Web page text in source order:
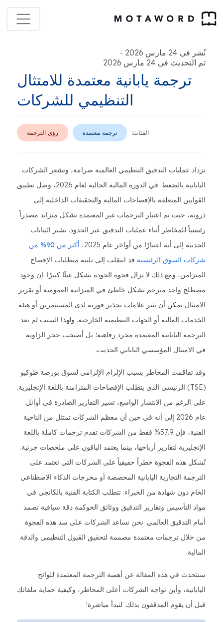
نُشر في 24 مارس 2026 -
تم التحديث في 24 مارس 2026
ترجمة يابانية معتمدة للامتثال
التنظيمي للشركات
الفئات: ترجمة معتمدة رؤى الترجمة
تزداد عمليات التدقيق التنظيمي العالمية صرامة، وتشعر الشركات
اليابانية بالضغط. في الدورة المالية الحالية لعام 2026، وصل تطبيق
القوانين المتعلقة بالإفصاحات المالية والتحقيقات الداخلية إلى
ذروته، حيث تم اعتبار الترجمات غير المعتمدة بشكل متزايد مصدراً
رئيسياً للمخاطر أثناء عمليات التدقيق عبر الحدود. تشير البيانات
الحديثة إلى أنه اعتبارًا من أواخر عام 2025،
أكثر من 90% من
شركات السوق الرئيسية قد انتقلت إلى تلبية متطلبات الإفصاح
المتزامن، ومع ذلك لا تزال فجوة الجودة تشكل عبئًا كبيرًا. إن وجود
مصطلح واحد مترجم بشكل خاطئ في الميزانية العمومية أو تقرير
الامتثال يمكن أن يثير علامات تحذير فورية لدى المستثمرين أو هيئة
الخدمات المالية أو الجهات التنظيمية الخارجية. ولهذا السبب لم تعد
الترجمة اليابانية المعتمدة مجرد رفاهية؛ بل أصبحت حجر الزاوية
في الامتثال المؤسسي الياباني الحديث.
وقد تفاقمت المخاطر بسبب الإلزام الإلزامي لسوق بورصة طوكيو
(TSE) الرئيسي الذي يتطلب الإفصاحات المتزامنة باللغة الإنجليزية.
على الرغم من الانتشار الواسع، تشير التقارير الصادرة في أوائل
عام 2026 إلى أنه في حين أن معظم الشركات تمتثل من الناحية
الفنية، فإن 57.9% فقط من الشركات تقدم ترجمات كاملة باللغة
الإنجليزية لتقارير أرباحها، بينما يعتمد الباقون على ملخصات جزئية.
تُشكل هذه الفجوة خطراً حقيقياً على الشركات التي تعتمد على
الترجمة التجارية اليابانية المخصصة أو مخرجات الذكاء الاصطناعي
الخام دون شهادة من الخبراء. تتطلب الكتابة الفنية بالكانجي في
مواد التأسيس وتقارير التدقيق ووثائق الحوكمة دقة سياقية تصمد
أمام التدقيق العالمي. نحن نساعد الشركات على سد هذه الفجوة
من خلال ترجمات معتمدة مصممة لتحقيق القبول التنظيمي والدقة
المالية.
سنتحدث في هذه المقالة عن أهمية الترجمة المعتمدة للوائح
اليابانية، وأين تواجه الشركات أعلى المخاطر، وكيفية حماية ملفاتك
قبل أن يقوم المدققون بذلك. لنبدأ مباشرة!